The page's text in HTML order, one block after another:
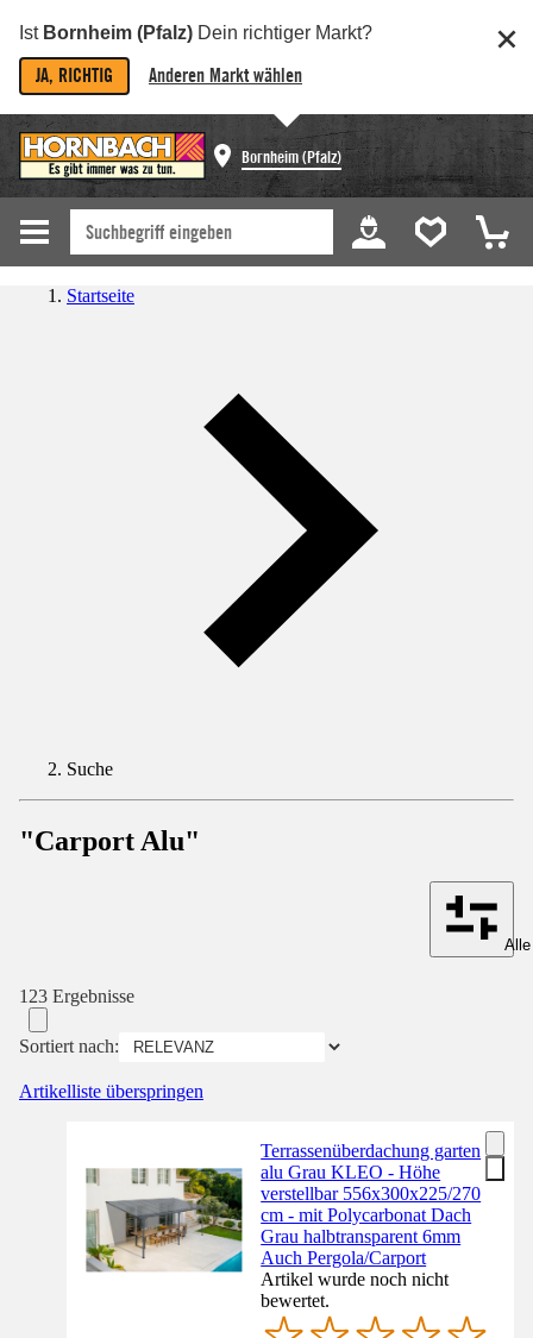
Ist Bornheim (Pfalz) Dein richtiger Markt?
JA, RICHTIG Anderen Markt wählen
Bornheim (Pfalz)
Startseite
Suche
"Carport Alu"
123 Ergebnisse
Sortiert nach:
Artikelliste überspringen
Terrassenüberdachung garten
alu Grau KLEO - Höhe
verstellbar 556x300x225/270
cm - mit Polycarbonat Dach
Grau halbtransparent 6mm
Auch Pergola/Carport
Artikel wurde noch nicht
bewertet.